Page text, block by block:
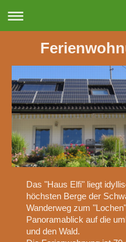
Das "Haus Elfi" liegt
höchsten Berge der
Wanderweg zum
Panoramablick auf die
und den Wald.